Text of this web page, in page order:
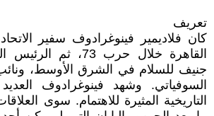
تعريف
كان فلاديمير فينوغرادوف سفير
القاهرة خلال حرب 73،
جنيف للسلام في الشرق الأوسط،
السوفياتي. وشهد فينوغرادوف
التاريخية المثيرة للاهتمام. سوى